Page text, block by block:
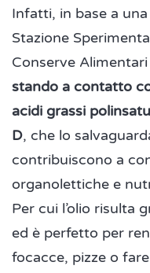
Infatti, in base a
Stazione
Conserve
stando a contatto
acidi grassi
D, che lo
contribuiscono a
organolettiche e
Per cui l’olio risulta
ed è perfetto per
focacce, pizze o